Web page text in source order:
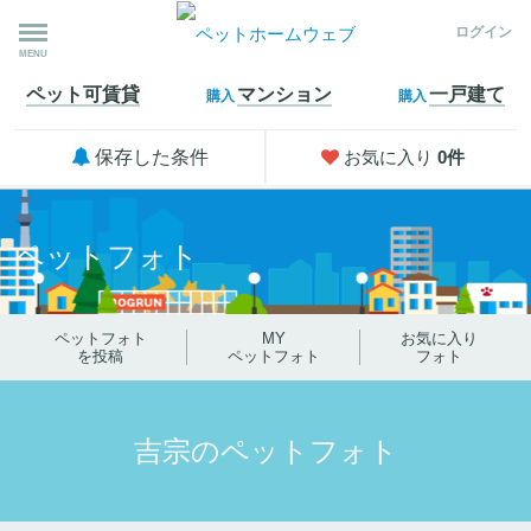
MENU
ログイン
ペット可賃貸 購入 マンション 購入 一戸建て
保存した条件 お気に入り 0件
ペットフォト
ペットフォト
を投稿
MY
ペットフォト
お気に入り
フォト
吉宗のペットフォト